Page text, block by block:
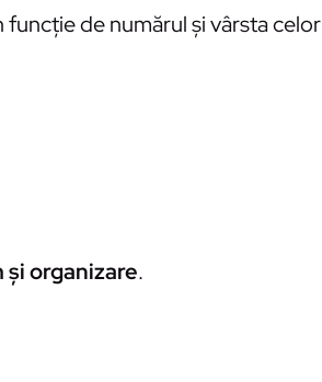
funcție de numărul și vârsta celor
organizare.